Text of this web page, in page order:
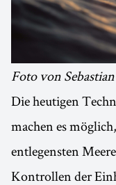
Foto von
Die heutigen
machen es
entlegensten
Kontrollen der